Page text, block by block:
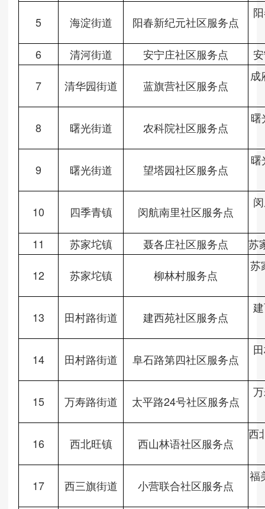
5 海淀街道 阳春新纪元社区服务点
6 清河街道 安宁庄社区服务点
7 清华园街道 蓝旗营社区服务点
成
8 曙光街道 农科院社区服务点
曙
9 曙光街道 望塔园社区服务点
曙
10 四季青镇 闵航南里社区服务点
11 苏家坨镇 聂各庄社区服务点 苏
12 苏家坨镇 柳林村服务点
苏
13 田村路街道 建西苑社区服务点
14 田村路街道 阜石路第四社区服务点
15 万寿路街道 太平路24号社区服务点
16 西北旺镇 西山林语社区服务点
西
17 西三旗街道 小营联合社区服务点
福